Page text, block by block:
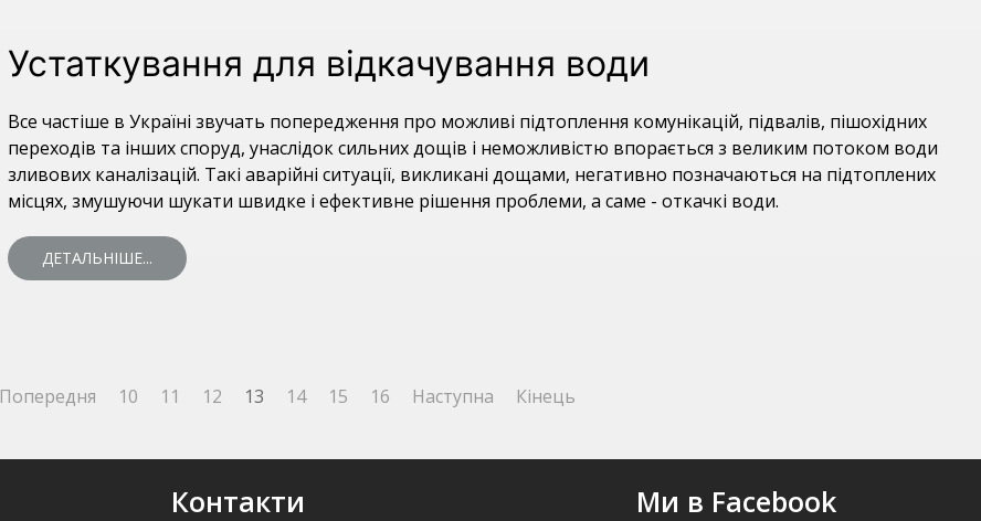
Устаткування для відкачування води
Все частіше в Україні звучать попередження про можливі підтоплення комунікацій, підвалів, пішохідних
переходів та інших споруд, унаслідок сильних дощів і неможливістю впорається з великим потоком води
зливових каналізацій. Такі аварійні ситуації, викликані дощами, негативно позначаються на підтоплених
місцях, змушуючи шукати швидке і ефективне рішення проблеми, а саме - откачкі води.
ДЕТАЛЬНІШЕ...
Попередня 10 11 12 13 14 15 16 Наступна Кінець
Контакти Ми в Facebook